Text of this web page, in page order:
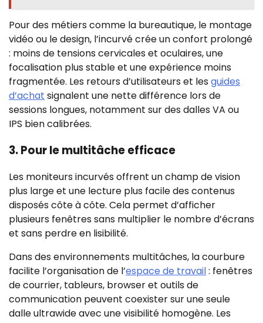
Pour des métiers comme la bureautique, le montage
vidéo ou le design, l’incurvé crée un confort prolongé
: moins de tensions cervicales et oculaires, une
focalisation plus stable et une expérience moins
fragmentée. Les retours d’utilisateurs et lesguides
d’achat signalent une nette différence lors de
sessions longues, notamment sur des dalles VA ou
IPS bien calibrées.
3. Pour le multitâche efficace
Les moniteurs incurvés offrent un champ de vision
plus large et une lecture plus facile des contenus
disposés côte à côte. Cela permet d’afficher
plusieurs fenêtres sans multiplier le nombre d’écrans
et sans perdre en lisibilité.
Dans des environnements multitâches, la courbure
facilite l’organisation de l’espace de travail: fenêtres
de courrier, tableurs, browser et outils de
communication peuvent coexister sur une seule
dalle ultrawide avec une visibilité homogène. Les